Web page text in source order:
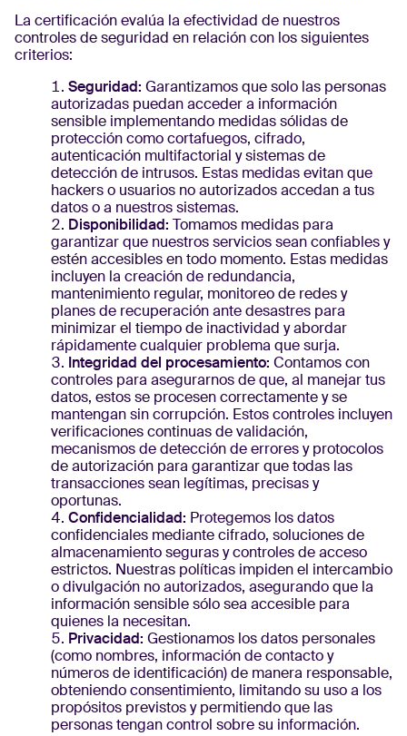
La certificación evalúa la efectividad de nuestros
controles de seguridad en relación con los siguientes
criterios:
Seguridad: Garantizamos que solo las personas
autorizadas puedan acceder a información
sensible implementando medidas sólidas de
protección como cortafuegos, cifrado,
autenticación multifactorial y sistemas de
detección de intrusos. Estas medidas evitan que
hackers o usuarios no autorizados accedan a tus
datos o a nuestros sistemas.
Disponibilidad: Tomamos medidas para
garantizar que nuestros servicios sean confiables y
estén accesibles en todo momento. Estas medidas
incluyen la creación de redundancia,
mantenimiento regular, monitoreo de redes y
planes de recuperación ante desastres para
minimizar el tiempo de inactividad y abordar
rápidamente cualquier problema que surja.
Integridad del procesamiento: Contamos con
controles para asegurarnos de que, al manejar tus
datos, estos se procesen correctamente y se
mantengan sin corrupción. Estos controles incluyen
verificaciones continuas de validación,
mecanismos de detección de errores y protocolos
de autorización para garantizar que todas las
transacciones sean legítimas, precisas y
oportunas.
Confidencialidad: Protegemos los datos
confidenciales mediante cifrado, soluciones de
almacenamiento seguras y controles de acceso
estrictos. Nuestras políticas impiden el intercambio
o divulgación no autorizados, asegurando que la
información sensible sólo sea accesible para
quienes la necesitan.
Privacidad: Gestionamos los datos personales
(como nombres, información de contacto y
números de identificación) de manera responsable,
obteniendo consentimiento, limitando su uso a los
propósitos previstos y permitiendo que las
personas tengan control sobre su información.